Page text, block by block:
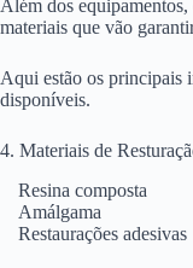
Além dos
materiais que vão
Aqui estão os principais
disponíveis.
4. Materiais de
Resina composta
Amálgama
Restaurações adesivas